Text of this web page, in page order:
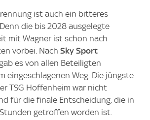
ist auch ein bitteres
die bis 2028 ausgelegte
mit Wagner ist schon nach
vorbei. Nach Sky Sport
es von allen Beteiligten
eingeschlagenen Weg. Die jüngste
TSG Hoffenheim war nicht
für die finale Entscheidung, die in
getroffen worden ist.